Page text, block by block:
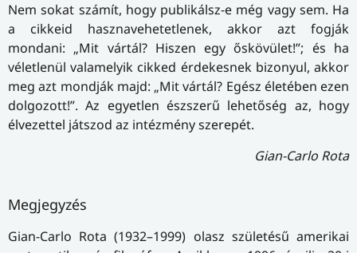
Nem sokat számít, hogy publikálsz-e még vagy sem. Ha
a cikkeid hasznavehetetlenek, akkor azt fogják
mondani: „Mit vártál? Hiszen egy őskövület!”; és ha
véletlenül valamelyik cikked érdekesnek bizonyul, akkor
meg azt mondják majd: „Mit vártál? Egész életében ezen
dolgozott!”. Az egyetlen észszerű lehetőség az, hogy
élvezettel játszod az intézmény szerepét.
Gian-Carlo Rota
Megjegyzés
Gian-Carlo Rota (1932–1999) olasz születésű amerikai